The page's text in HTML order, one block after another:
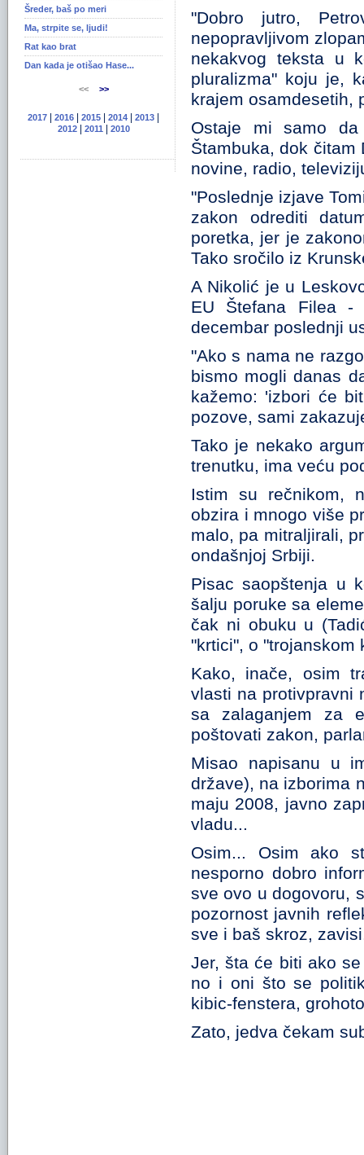
Šreder, baš po meri
Ma, strpite se, ljudi!
Rat kao brat
Dan kada je otišao Hase...
<< >>
2017 2016 2015 2014 2013
2012| 2011| 2010
"Dobro jutro,
nepopravljivom
nekakvog teksta u
pluralizma" koju je,
krajem osamdesetih,
Ostaje mi samo
Štambuka, dok čitam
novine, radio,
"Poslednje izjave
zakon odrediti
poretka, jer je
Tako sročilo iz
A Nikolić je u
EU Štefana Filea -
decembar poslednji
"Ako s nama ne
bismo mogli danas
kažemo: 'izbori će
pozove, sami
Tako je nekako
trenutku, ima veću
Istim su rečnikom,
obzira i mnogo više
malo, pa mitraljirali,
ondašnjoj Srbiji.
Pisac saopštenja u
šalju poruke sa
čak ni obuku u
"krtici", o "trojanskom
Kako, inače, osim
vlasti na protivpravni
sa zalaganjem za
poštovati zakon,
Misao napisanu u
države), na izborima
maju 2008, javno
vladu...
Osim... Osim ako
nesporno dobro
sve ovo u dogovoru,
pozornost javnih
sve i baš skroz,
Jer, šta će biti ako
no i oni što se
kibic-fenstera,
Zato, jedva čekam